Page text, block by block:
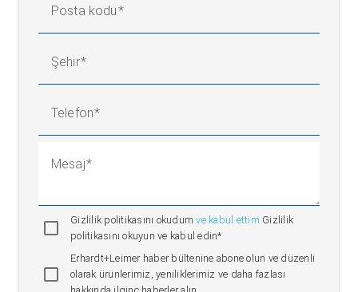
Posta kodu
Şehir
Telefon
Mesaj
Gizlilik politikasını okudumve kabul ettim Gizlilik
politikasını okuyun ve kabul edin*
Erhardt+Leimer haber bültenine abone olun ve düzenli
olarak ürünlerimiz, yeniliklerimiz ve daha fazlası